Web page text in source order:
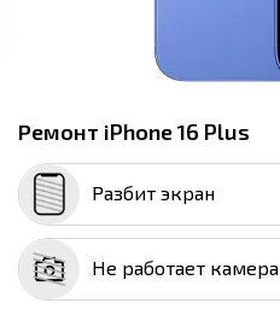
Ремонт iPhone 16 Plus
Разбит экран
Не работает камера